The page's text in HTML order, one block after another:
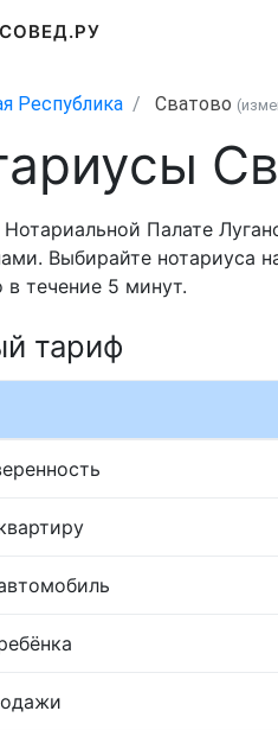
Республика Сватово
Палате
Выбирайте нотариуса
в течение 5 минут.
тариф